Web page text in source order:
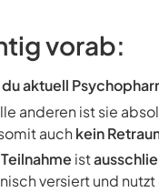
vorab:
du aktuell
anderen ist sie
auch kein
Teilnahme ist
versiert und